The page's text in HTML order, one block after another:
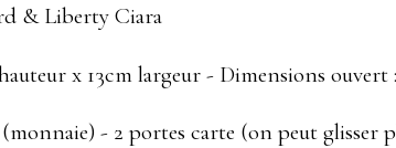
& Liberty Ciara
x 13cm largeur - Dimensions ouvert
- 2 portes carte (on peut glisser